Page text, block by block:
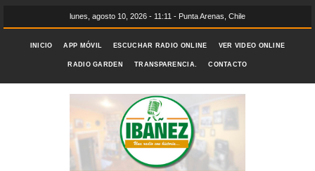
lunes, agosto 10, 2026 - 11:11 - Punta Arenas, Chile
INICIO APP MÓVIL ESCUCHAR RADIO ONLINE VER VIDEO ONLINE
RADIO GARDEN TRANSPARENCIA. CONTACTO